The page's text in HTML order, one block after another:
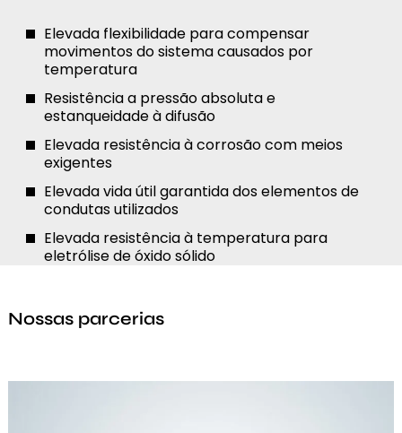
Elevada flexibilidade para compensar
movimentos do sistema causados por
temperatura
Resistência a pressão absoluta e
estanqueidade à difusão
Elevada resistência à corrosão com meios
exigentes
Elevada vida útil garantida dos elementos de
condutas utilizados
Elevada resistência à temperatura para
eletrólise de óxido sólido
Nossas parcerias